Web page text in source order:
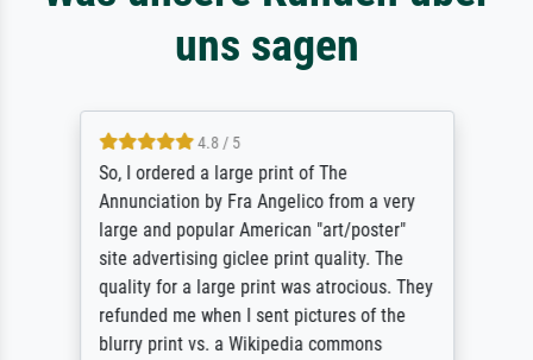
uns sagen
4.8 / 5
So, I ordered a large print of The
Annunciation by Fra Angelico from a very
large and popular American "art/poster"
site advertising giclee print quality. The
quality for a large print was atrocious. They
refunded me when I sent pictures of the
blurry print vs. a Wikipedia commons